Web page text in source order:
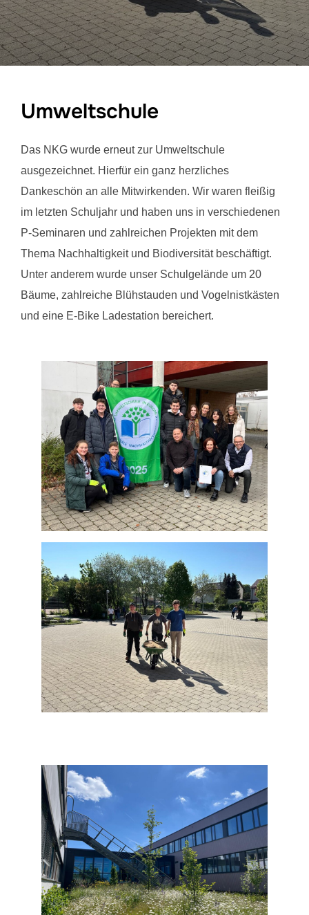
Umweltschule
Das NKG wurde erneut zur Umweltschule
ausgezeichnet. Hierfür ein ganz herzliches
Dankeschön an alle Mitwirkenden. Wir waren fleißig
im letzten Schuljahr und haben uns in verschiedenen
P-Seminaren und zahlreichen Projekten mit dem
Thema Nachhaltigkeit und Biodiversität beschäftigt.
Unter anderem wurde unser Schulgelände um 20
Bäume, zahlreiche Blühstauden und Vogelnistkästen
und eine E-Bike Ladestation bereichert.